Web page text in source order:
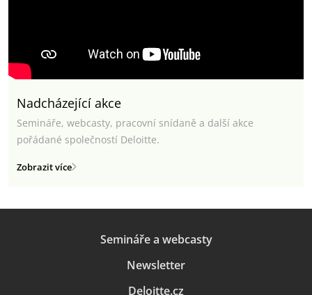
Nadcházející akce
Semináře, webcasty, pracovní snídaně a další akce
pořádané společností Deloitte.
Zobrazit více
Semináře a webcasty
Newsletter
Deloitte.cz